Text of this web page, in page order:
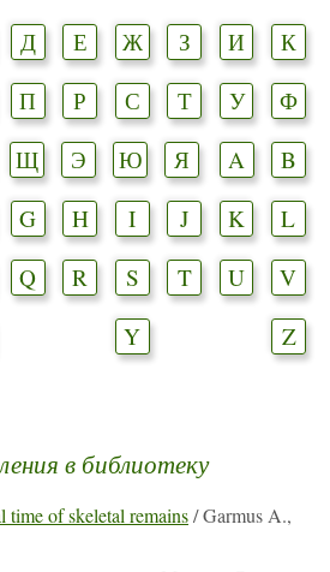
Д Е Ж З И
К
П Р С Т У
Ф
Щ Э Ю Я A
B
G H I J K
L
Q R S T U
V
Y Z
в библиотеку
of skeletal remains/ Garmus A.,